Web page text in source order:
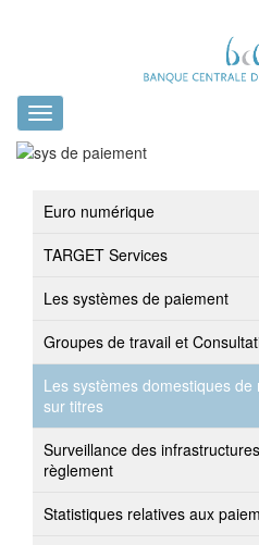
Toggle
navigation
Euro numérique
TARGET Services
Les systèmes de paiement
Groupes de travail et
Les systèmes domestiques
sur titres
Surveillance des
règlement
Statistiques relatives aux